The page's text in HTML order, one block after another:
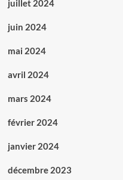
juillet 2024
juin 2024
mai 2024
avril 2024
mars 2024
février 2024
janvier 2024
décembre 2023